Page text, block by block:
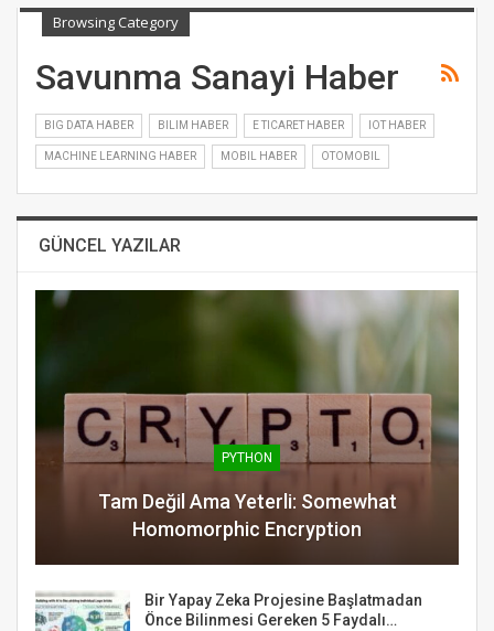
Browsing Category
Savunma Sanayi Haber
BIG DATA HABER BILIM HABER E TICARET HABER IOT HABER
MACHINE LEARNING HABER MOBIL HABER OTOMOBIL
GÜNCEL YAZILAR
PYTHON
Tam Değil Ama Yeterli: Somewhat
Homomorphic Encryption
Bir Yapay Zeka Projesine Başlatmadan
Önce Bilinmesi Gereken 5 Faydalı…